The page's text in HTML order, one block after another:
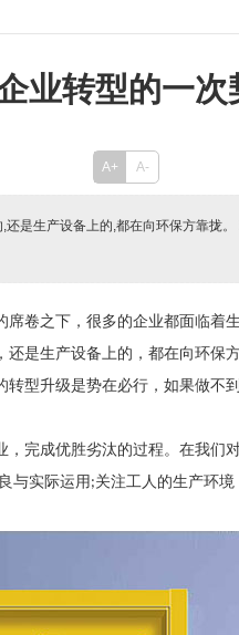
业转型的一次
A+ A-
是生产设备上的,都在向环保方靠拢
卷之下，很多的企业都面临着
是生产设备上的，都在向环保方
型升级是势在必行，如果做不
完成优胜劣汰的过程。在我们
与实际运用 ;关注工人的生产环